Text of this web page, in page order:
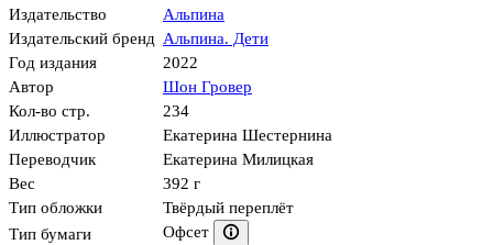
Издательство
Альпина
Издательский бренд Альпина. Дети
Год издания
2022
Автор
Шон Гровер
Кол-во стр.
234
Иллюстратор
Екатерина Шестернина
Переводчик
Екатерина Милицкая
Вес
392 г
Тип обложки
Твёрдый переплёт
Тип бумаги
Офсет